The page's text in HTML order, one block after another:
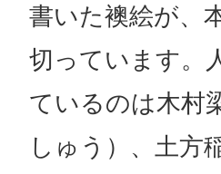
書いた襖絵が、
切っています。
ているのは木村
しゅう）、土方